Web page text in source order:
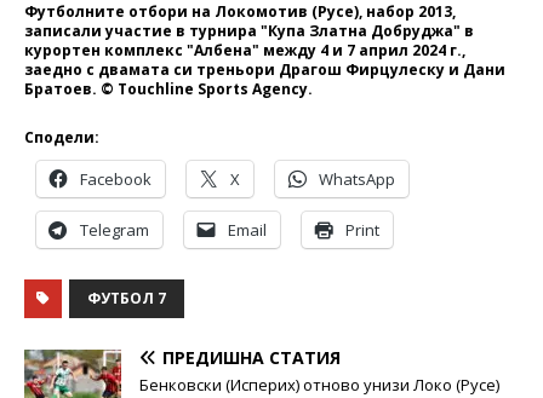
Футболните отбори на Локомотив (Русе), набор 2013,
записали участие в турнира "Купа Златна Добруджа" в
курортен комплекс "Албена" между 4 и 7 април 2024 г.,
заедно с двамата си треньори Драгош Фирцулеску и Дани
Братоев. © Touchline Sports Agency.
Сподели:
Facebook X WhatsApp
Telegram Email Print
ФУТБОЛ 7
ПРЕДИШНА СТАТИЯ
Бенковски (Исперих) отново унизи Локо (Русе)